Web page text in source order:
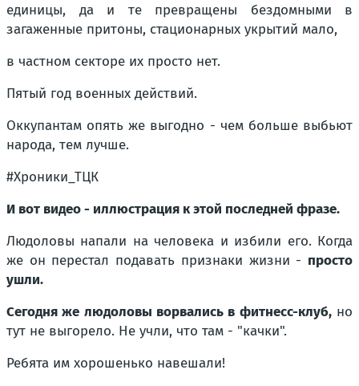
единицы, да и те превращены бездомными в
загаженные притоны, стационарных укрытий мало,
в частном секторе их просто нет.
Пятый год военных действий.
Оккупантам опять же выгодно - чем больше выбьют
народа, тем лучше.
#Хроники_ТЦК
И вот видео - иллюстрация к этой последней фразе.
Людоловы напали на человека и избили его. Когда
же он перестал подавать признаки жизни - просто
ушли.
Сегодня же людоловы ворвались в фитнесс-клуб,но
тут не выгорело. Не учли, что там - "качки".
Ребята им хорошенько навешали!